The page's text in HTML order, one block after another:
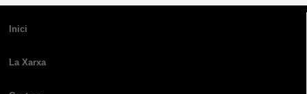
Inici
La Xarxa